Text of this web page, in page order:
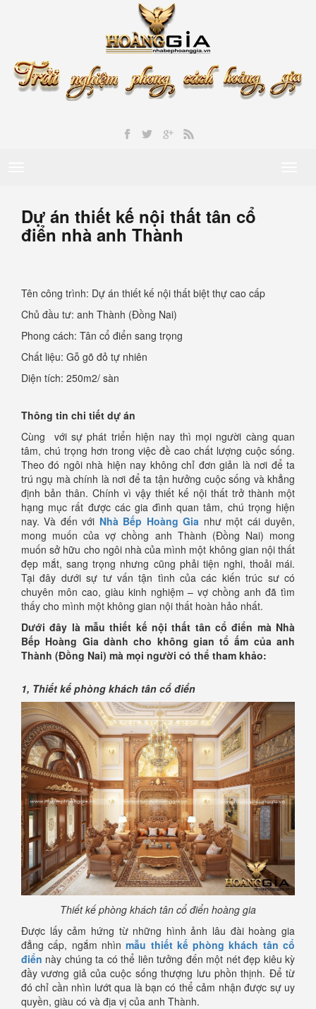
Dự án thiết kế nội thất tân cổ
điển nhà anh Thành
Tên công trình: Dự án thiết kế nội thất biệt thự cao cấp
Chủ đầu tư: anh Thành (Đồng Nai)
Phong cách: Tân cổ điển sang trọng
Chất liệu: Gỗ gõ đỏ tự nhiên
Diện tích: 250m2/ sàn
Thông tin chi tiết dự án
Cùng với sự phát triển hiện nay thì mọi người càng quan
tâm, chú trọng hơn trong việc đề cao chất lượng cuộc sống.
Theo đó ngôi nhà hiện nay không chỉ đơn giản là nơi để ta
trú ngụ mà chính là nơi để ta tận hưởng cuộc sống và khẳng
định bản thân. Chính vì vậy thiết kế nội thất trở thành một
hạng mục rất được các gia đình quan tâm, chú trọng hiện
nay. Và đến với Nhà Bếp Hoàng Gia như một cái duyên,
mong muốn của vợ chồng anh Thành (Đồng Nai) mong
muốn sở hữu cho ngôi nhà của mình một không gian nội thất
đẹp mắt, sang trọng nhưng cũng phải tiện nghi, thoải mái.
Tại đây dưới sự tư vấn tận tình của các kiến trúc sư có
chuyên môn cao, giàu kinh nghiệm – vợ chồng anh đã tìm
thấy cho mình một không gian nội thất hoàn hảo nhất.
Dưới đây là mẫu thiết kế nội thất tân cổ điển mà Nhà
Bếp Hoàng Gia dành cho không gian tổ ấm của anh
Thành (Đồng Nai) mà mọi người có thể tham khảo:
1, Thiết kế phòng khách tân cổ điển
Thiết kế phòng khách tân cổ điển hoàng gia
Được lấy cảm hứng từ những hình ảnh lâu đài hoàng gia
đẳng cấp, ngắm nhìnmẫu thiết kế phòng khách tân cổ
điển này chúng ta có thể liên tưởng đến một nét đẹp kiêu kỳ
đầy vương giả của cuộc sống thượng lưu phồn thịnh. Để từ
đó chỉ cần nhìn lướt qua là bạn có thể cảm nhận được sự uy
quyền, giàu có và địa vị của anh Thành.